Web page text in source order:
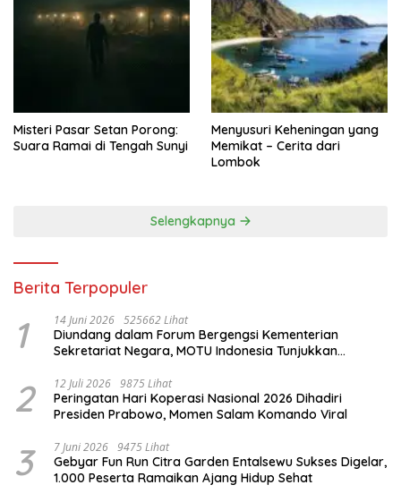
Misteri Pasar Setan Porong:
Suara Ramai di Tengah Sunyi
Menyusuri Keheningan yang
Memikat – Cerita dari
Lombok
Selengkapnya
Berita Terpopuler
1 14 Juni 2026 525662 Lihat
Diundang dalam Forum Bergengsi Kementerian
Sekretariat Negara, MOTU Indonesia Tunjukkan
2 12 Juli 2026 9875 Lihat
Peringatan Hari Koperasi Nasional 2026 Dihadiri
Presiden Prabowo, Momen Salam Komando Viral
3 7 Juni 2026 9475 Lihat
Gebyar Fun Run Citra Garden Entalsewu Sukses Digelar,
1.000 Peserta Ramaikan Ajang Hidup Sehat